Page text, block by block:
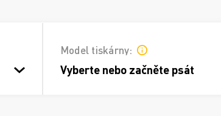
Model tiskárny:
Vyberte nebo začněte psát